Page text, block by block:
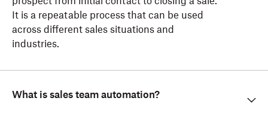
It is a repeatable process that can be used
across different sales situations and
industries.
What is sales team automation?